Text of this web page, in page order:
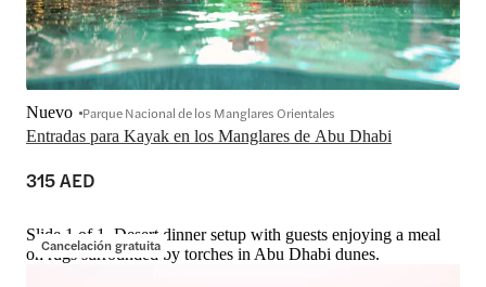
Entradas para Kayak en los Manglares de Abu Dhabi
Nuevo Parque Nacional de los Manglares Orientales
315 AED
Cancelación gratuita
Slide 1 of 1, Desert dinner setup with guests enjoying a meal
on rugs surrounded by torches in Abu Dhabi dunes.